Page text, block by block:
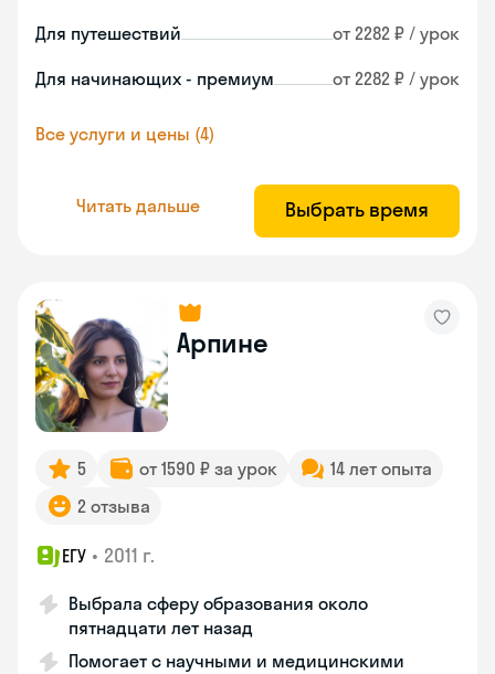
Для путешествий от 2282 ₽ / урок
Для начинающих - премиум от 2282 ₽ / урок
Все услуги и цены (4)
Читать дальше Выбрать время
Арпине
5 от 1590 ₽ за урок
14 лет опыта
2 отзыва
ЕГУ • 2011 г.
Выбрала сферу образования около
пятнадцати лет назад
Помогает с научными и медицинскими